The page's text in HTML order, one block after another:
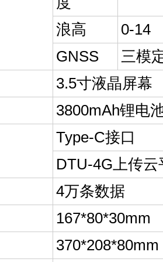
浪高
0-14
GNSS
三模
3.5寸液晶屏幕
3800mAh锂电
Type-C接口
DTU-4G上传云
4万条数据
167*80*30mm
370*208*80mm